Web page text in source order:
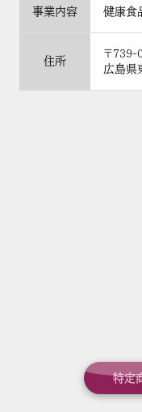
事業内容 健康食
住所
〒739-
広島県
特定